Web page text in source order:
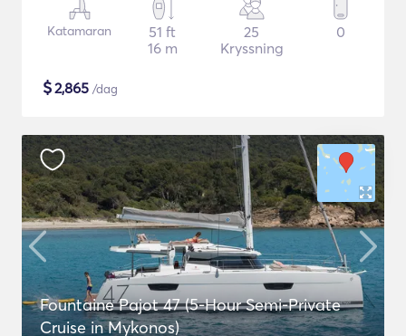
Katamaran
51 ft
16 m
25
Kryssning
0
$2,865 /dag
Fountaine Pajot 47 (5-Hour Semi-Private
Cruise in Mykonos)